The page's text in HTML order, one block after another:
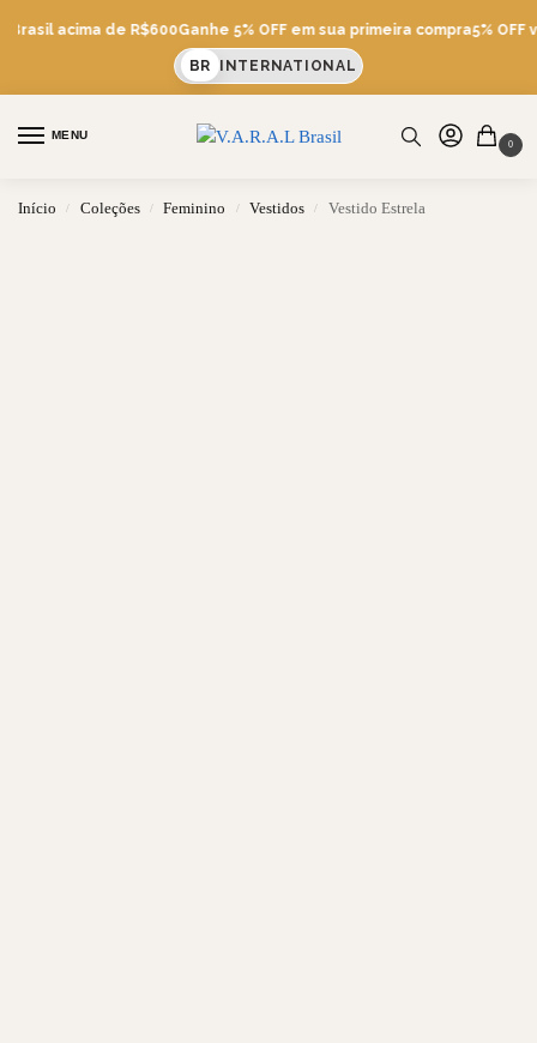
acima de R$600Ganhe 5% OFF em sua primeira compra5% OFF
BR INTERNATIONAL
MENU
0
Início / Coleções / Feminino / Vestidos / Vestido Estrela